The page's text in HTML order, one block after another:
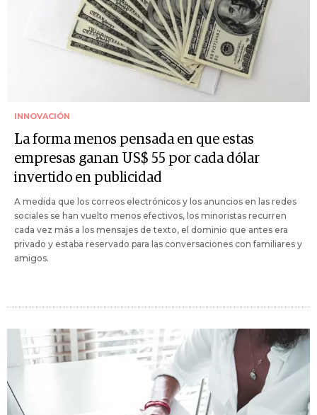
INNOVACIÓN
La forma menos pensada en que estas
empresas ganan US$ 55 por cada dólar
invertido en publicidad
A medida que los correos electrónicos y los anuncios en las redes
sociales se han vuelto menos efectivos, los minoristas recurren
cada vez más a los mensajes de texto, el dominio que antes era
privado y estaba reservado para las conversaciones con familiares y
amigos.